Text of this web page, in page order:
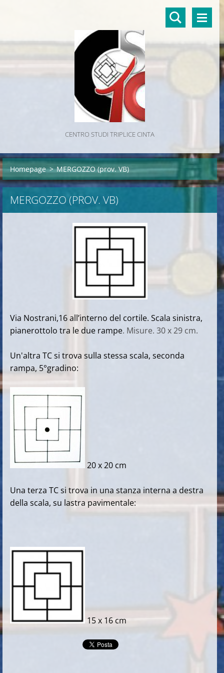
CENTRO STUDI TRIPLICE CINTA
Homepage > MERGOZZO (prov. VB)
MERGOZZO (PROV. VB)
Via Nostrani,16 all’interno del cortile. Scala sinistra,
pianerottolo tra le due rampe. Misure. 30 x 29 cm.
Un'altra TC si trova sulla stessa scala, seconda
rampa, 5°gradino:
20 x 20 cm
Una terza TC si trova in una stanza interna a destra
della scala, su lastra pavimentale:
15 x 16 cm